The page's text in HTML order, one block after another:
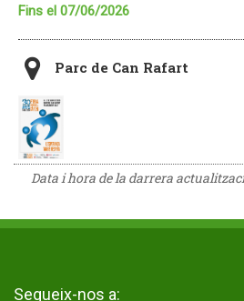
Fins el 07/06/2026
Parc de Can Rafart
Data i hora de la darrera
Segueix-nos a: